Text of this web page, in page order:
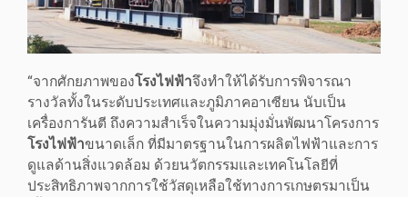
“จากศักยภาพของโรงไฟฟ้าจึงทำให้ได้รับการพิจารณา
รางวัลทั้งในระดับประเทศและภูมิภาคอาเซียน นับเป็น
เครื่องการันตี ถึงความสำเร็จในความมุ่งมั่นพัฒนาโครงการ
โรงไฟฟ้าขนาดเล็ก ที่มีมาตรฐานในการผลิตไฟฟ้าและการ
ดูแลด้านสิ่งแวดล้อม ด้วยนวัตกรรมและเทคโนโลยีที่
ประสิทธิภาพจากการใช้วัสดุเหลือใช้ทางการเกษตรมาเป็น